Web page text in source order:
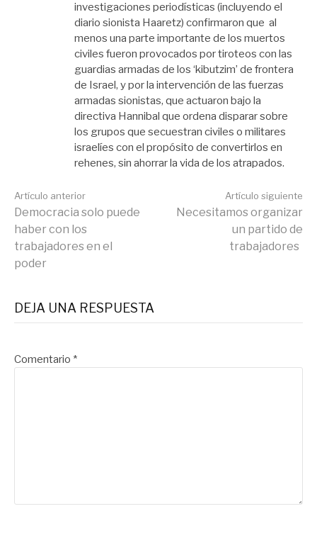
investigaciones periodísticas (incluyendo el
diario sionista Haaretz) confirmaron que al
menos una parte importante de los muertos
civiles fueron provocados por tiroteos con las
guardias armadas de los ‘kibutzim’ de frontera
de Israel, y por la intervención de las fuerzas
armadas sionistas, que actuaron bajo la
directiva Hannibal que ordena disparar sobre
los grupos que secuestran civiles o militares
israelíes con el propósito de convertirlos en
rehenes, sin ahorrar la vida de los atrapados.
Seguir
leyendo
Artículo anterior
Democracia solo puede
haber con los
trabajadores en el
poder
Artículo siguiente
Necesitamos organizar
un partido de
trabajadores
DEJA UNA RESPUESTA
Comentario *